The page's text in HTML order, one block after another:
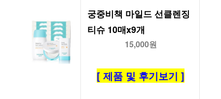
궁중비책 마일드 선클렌징
티슈 10매x9개
15,000원
[ 제품 및 후기보기 ]